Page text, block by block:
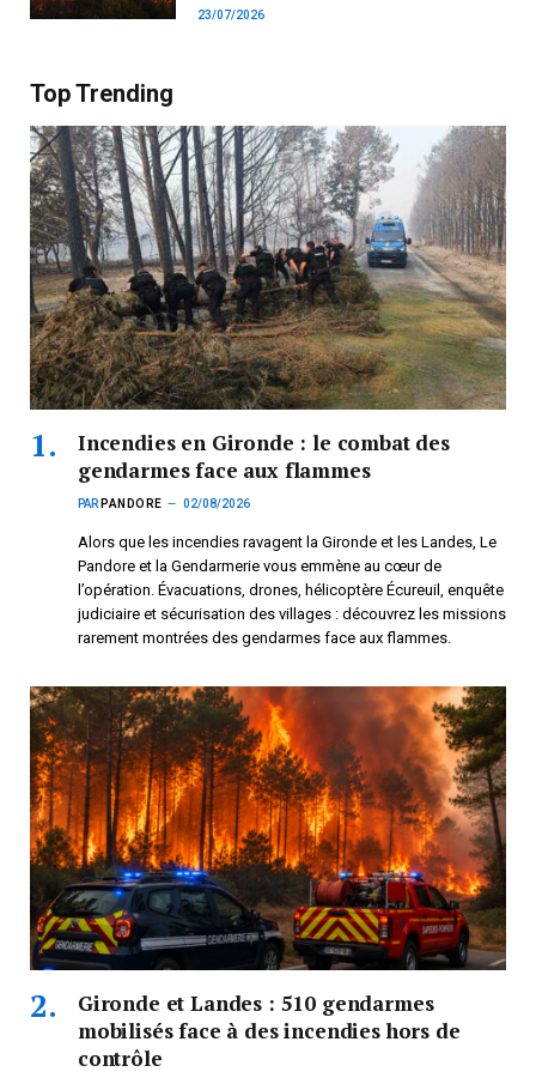
23/07/2026
Top Trending
Incendies en Gironde : le combat des
gendarmes face aux flammes
PAR PANDORE 02/08/2026
Alors que les incendies ravagent la Gironde et les Landes, Le
Pandore et la Gendarmerie vous emmène au cœur de
l’opération. Évacuations, drones, hélicoptère Écureuil, enquête
judiciaire et sécurisation des villages : découvrez les missions
rarement montrées des gendarmes face aux flammes.
Gironde et Landes : 510 gendarmes
mobilisés face à des incendies hors de
contrôle